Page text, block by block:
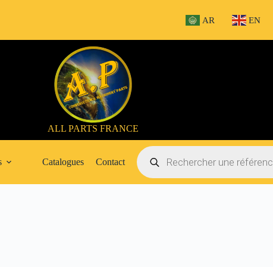
AR EN
ALL PARTS FRANCE
Catalogues Contact
Recherche
de
produits